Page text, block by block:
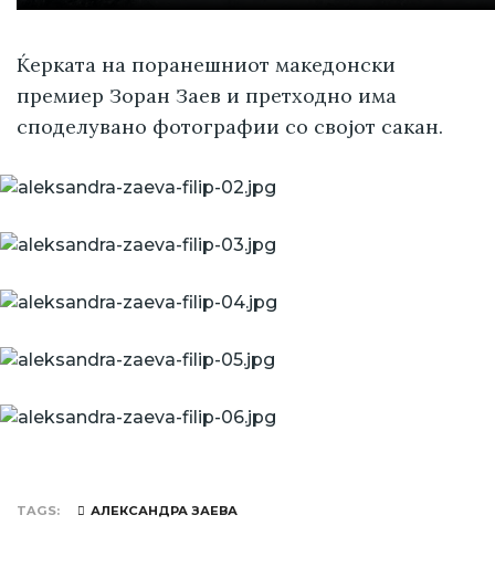
Ќерката на поранешниот македонски
премиер Зоран Заев и претходно има
споделувано фотографии со својот сакан.
TAGS АЛЕКСАНДРА ЗАЕВА